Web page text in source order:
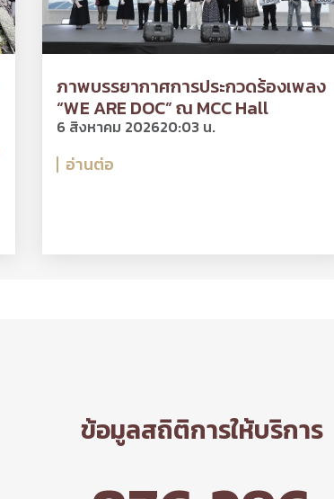
ภาพบรรยากาศการประกวดร้องเพลง
“WE ARE DOC” ณ MCC Hall
6 สิงหาคม 202620:03 น.
อ่านต่อ
ข้อมูลสถิติการให้บริการ